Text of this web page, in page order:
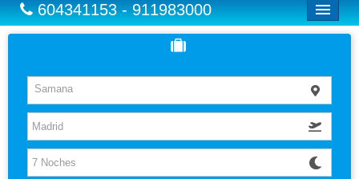
604341153 - 911983000
Vuelos
Hoteles
Excursiones
Vuelo + Hotel
Samana